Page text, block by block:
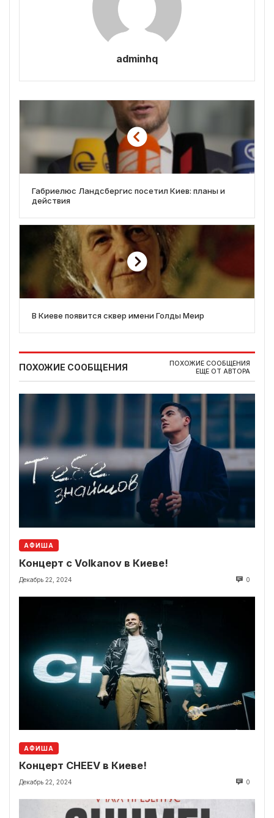
adminhq
Габриелюс Ландсбергис посетил Киев: планы и
действия
В Киеве появится сквер имени Голды Меир
ПОХОЖИЕ СООБЩЕНИЯ
ПОХОЖИЕ СООБЩЕНИЯ
ЕЩЕ ОТ АВТОРА
АФИША
Концерт с Volkanov в Киеве!
Декабрь 22, 2024 0
АФИША
Концерт CHEEV в Киеве!
Декабрь 22, 2024 0